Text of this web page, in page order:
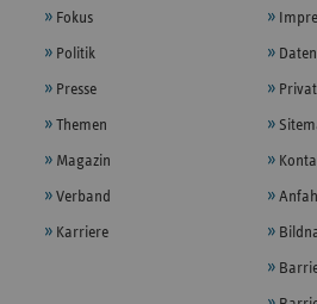
Fokus
Politik
Presse
Themen
Magazin
Verband
Karriere